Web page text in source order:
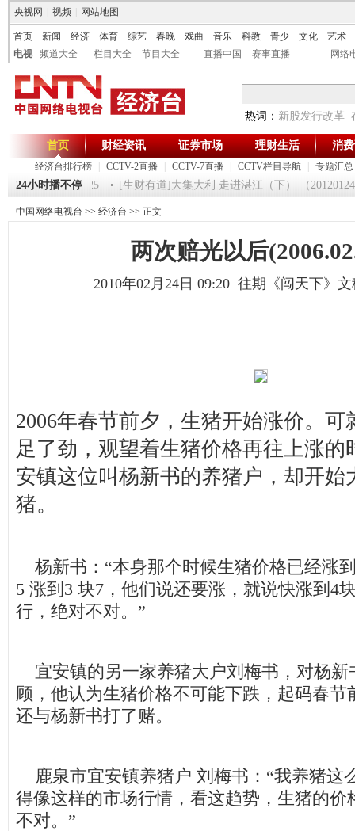
央视网 视频 网站地图
首页 新闻 经济 体育 综艺 春晚 戏曲 音乐 科教 青少 文化
艺术
电视
频道大全 栏目大全 节目大全 直播中国 赛事直播 网络
热词： 新股发行改革
首页
经济台排行榜 CCTV-2直播 CCTV-7直播 CCTV栏目导航 专题汇总
财经资讯 证券市场 理财生活 消
24小时播不停
间》 20120125 [生财有道]大集大利 走进湛江（下） （20120124 ）
中国网络电视台 >> 经济台 >> 正文
两次赔光以后
2010年02月24日 09:20 往期《闯天下》
2006年春节前夕，生猪开始涨价。可
足了劲，观望着生猪价格再往上涨的
安镇这位叫杨新书的养猪户，却开始
猪。
杨新书：“本身那个时候生猪价格已经涨
5 涨到3 块7，他们说还要涨，就说快涨到4
行，绝对不对。”
宜安镇的另一家养猪大户刘梅书，对杨新
顾，他认为生猪价格不可能下跌，起码春节
还与杨新书打了赌。
鹿泉市宜安镇养猪户 刘梅书：“我养猪这
得像这样的市场行情，看这趋势，生猪的价
不对。”